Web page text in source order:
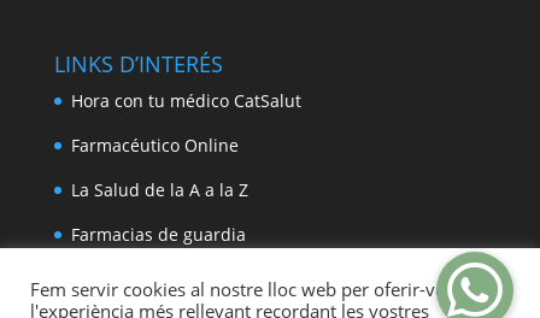
LINKS D’INTERÉS
Hora con tu médico CatSalut
Farmacéutico Online
La Salud de la A a la Z
Farmacias de guardia
Fem servir cookies al nostre lloc web per oferir-vos
l'experiència més rellevant recordant les vostres